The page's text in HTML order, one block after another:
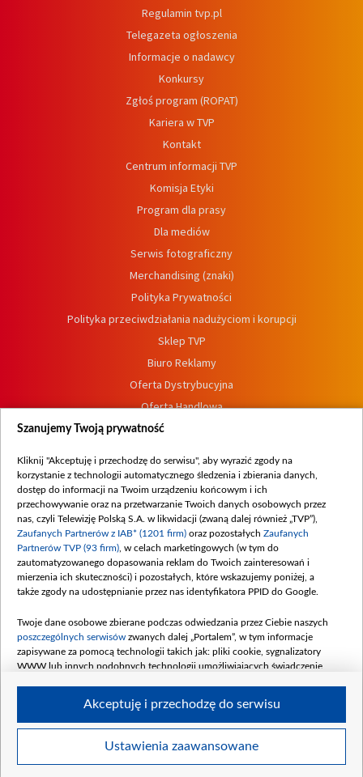
Regulamin tvp.pl
Telegazeta ogłoszenia
Informacje o nadawcy
Konkursy
Zgłoś program (ROPAT)
Kariera w TVP
Kontakt
Centrum informacji TVP
Komisja Etyki
Program dla prasy
Dla mediów
Serwis fotograficzny
Merchandising (znaki)
Polityka Prywatności
Polityka przeciwdziałania nadużyciom i korupcji
Sklep TVP
Biuro Reklamy
Oferta Dystrybucyjna
Oferta Handlowa
Dostępność
Procedura zgłoszeń wewnętrznych
© 2026 Telewizja Polska S. A. w likwidacji
Szanujemy Twoją prywatność
Kliknij "Akceptuję i przechodzę do serwisu", aby wyrazić zgody na
korzystanie z technologii automatycznego śledzenia i zbierania danych,
dostęp do informacji na Twoim urządzeniu końcowym i ich
przechowywanie oraz na przetwarzanie Twoich danych osobowych przez
nas, czyli Telewizję Polską S.A. w likwidacji (zwaną dalej również „TVP”),
Zaufanych Partnerów z IAB* (1201 firm) oraz pozostałych Zaufanych
Partnerów TVP (93 firm) , w celach marketingowych (w tym do
zautomatyzowanego dopasowania reklam do Twoich zainteresowań i
mierzenia ich skuteczności) i pozostałych, które wskazujemy poniżej, a
także zgody na udostępnianie przez nas identyfikatora PPID do Google.
Twoje dane osobowe zbierane podczas odwiedzania przez Ciebie naszych
poszczególnych serwisów zwanych dalej „Portalem”, w tym informacje
zapisywane za pomocą technologii takich jak: pliki cookie, sygnalizatory
WWW lub innych podobnych technologii umożliwiających świadczenie
Twoje dane osobowe zbierane podczas odwiedzania przez Ciebie
Ustawienia zaawansowane
Akceptuję i przechodzę do serwisu